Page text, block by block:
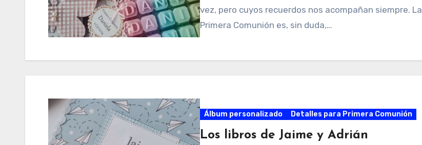
vez, pero cuyos recuerdos nos acompañan siempre. La
Primera Comunión es, sin duda,…
Álbum personalizado Detalles para Primera Comunión
Los libros de Jaime y Adrián